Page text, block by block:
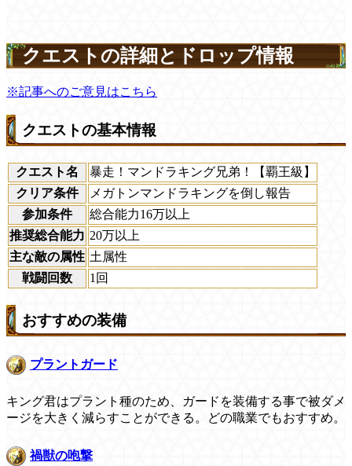
クエストの詳細とドロップ情報
※記事へのご意見はこちら
クエストの基本情報
クエスト名
暴走！マンドラキング兄弟！【覇王級】
クリア条件
メガトンマンドラキングを倒し報告
参加条件
総合能力16万以上
推奨総合能力 20万以上
主な敵の属性 土属性
戦闘回数
1回
おすすめの装備
プラントガード
キング君はプラント種のため、ガードを装備する事で被ダメ
ージを大きく減らすことができる。どの職業でもおすすめ。
禍獣の咆撃